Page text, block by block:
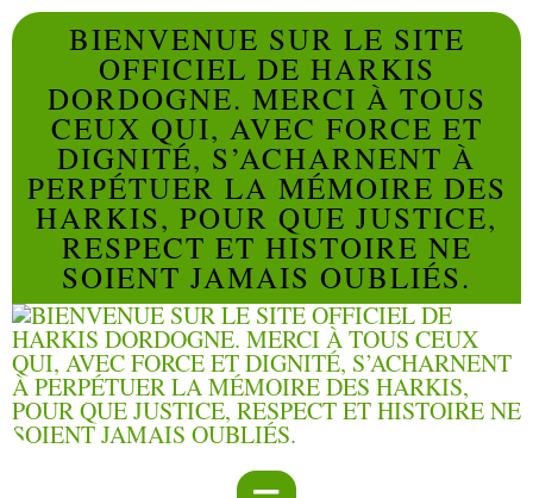
BIENVENUE SUR LE SITE
OFFICIEL DE HARKIS
DORDOGNE. MERCI À TOUS
CEUX QUI, AVEC FORCE ET
DIGNITÉ, S’ACHARNENT À
PERPÉTUER LA MÉMOIRE DES
HARKIS, POUR QUE JUSTICE,
RESPECT ET HISTOIRE NE
SOIENT JAMAIS OUBLIÉS.